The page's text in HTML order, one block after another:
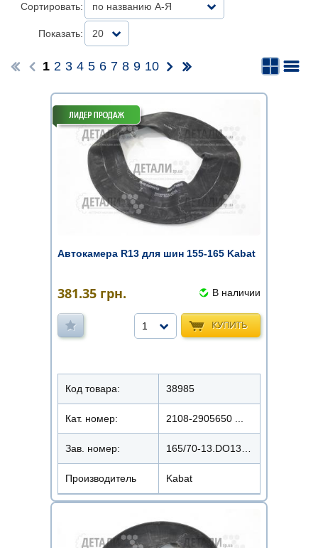
Сортировать: по названию А-Я
Показать: 20
1 2 3 4 5 6 7 8 9 10
Автокамера R13 для шин 155-165 Kabat
381.35 грн. В наличии
КУПИТЬ
1
Код товара: 38985
Кат. номер: 2108-2905650 ...
Зав. номер:
Производитель Kabat